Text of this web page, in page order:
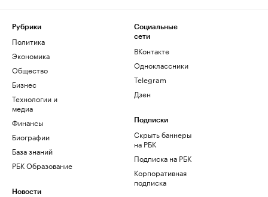
Рубрики
Политика
Экономика
Общество
Бизнес
Технологии и
медиа
Финансы
Биографии
База знаний
РБК Образование
Новости
Социальные
сети
ВКонтакте
Одноклассники
Telegram
Дзен
Подписки
Скрыть баннеры
на РБК
Подписка на РБК
Корпоративная
подписка